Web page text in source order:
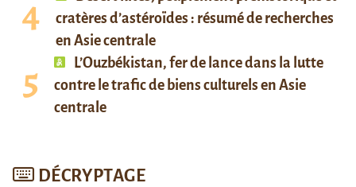
cratères d’astéroïdes : résumé de recherches
en Asie centrale
L’Ouzbékistan, fer de lance dans la lutte
contre le trafic de biens culturels en Asie
centrale
DÉCRYPTAGE